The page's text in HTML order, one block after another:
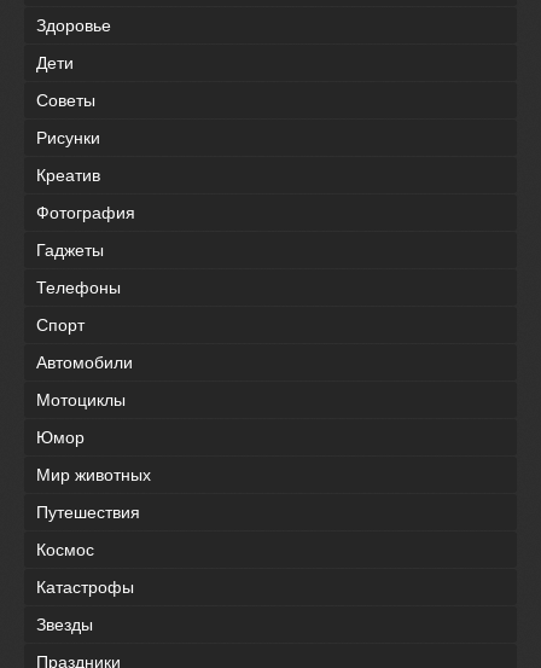
Здоровье
Дети
Советы
Рисунки
Креатив
Фотография
Гаджеты
Телефоны
Спорт
Автомобили
Мотоциклы
Юмор
Мир животных
Путешествия
Космос
Катастрофы
Звезды
Праздники